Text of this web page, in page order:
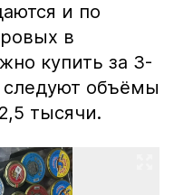
и по
в
купить за 3-
объёмы
тысячи.